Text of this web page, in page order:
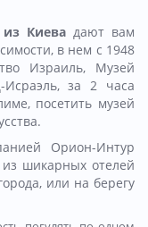
Киевадают вам
в нем с 1948
Израиль, Музей
Исраэль, за 2 часа
посетить музей
Орион-Интур
шикарных отелей
или на берегу